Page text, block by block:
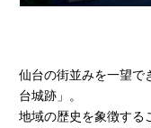
仙台の街並みを一望で
台城跡」。
地域の歴史を象徴する